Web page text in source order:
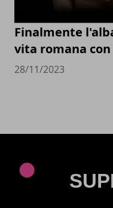
Finalmente
vita romana
28/11/2023